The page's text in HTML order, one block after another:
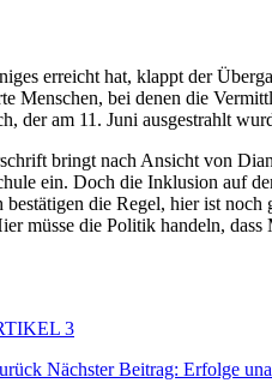
erreicht hat, klappt der
Menschen, bei denen die
der am 11. Juni ausgestrahlt
bringt nach Ansicht von
ein. Doch die Inklusion auf
die Regel, hier ist
müsse die Politik handeln,
3
Nächster Beitrag: Erfolge